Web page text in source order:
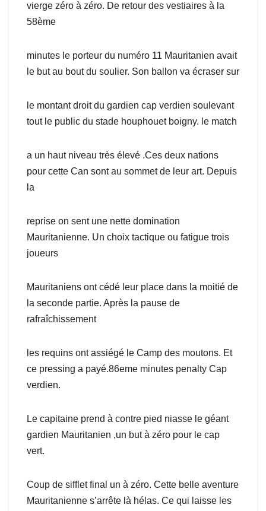
vierge zéro à zéro. De retour des vestiaires à la
58ème
minutes le porteur du numéro 11 Mauritanien avait
le but au bout du soulier. Son ballon va écraser sur
le montant droit du gardien cap verdien soulevant
tout le public du stade houphouet boigny. le match
a un haut niveau très élevé .Ces deux nations
pour cette Can sont au sommet de leur art. Depuis
la
reprise on sent une nette domination
Mauritanienne. Un choix tactique ou fatigue trois
joueurs
Mauritaniens ont cédé leur place dans la moitié de
la seconde partie. Après la pause de
rafraîchissement
les requins ont assiégé le Camp des moutons. Et
ce pressing a payé.86eme minutes penalty Cap
verdien.
Le capitaine prend à contre pied niasse le géant
gardien Mauritanien ,un but à zéro pour le cap
vert.
Coup de sifflet final un à zéro. Cette belle aventure
Mauritanienne s’arrête là hélas. Ce qui laisse les